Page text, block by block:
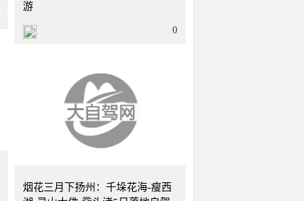
游
0
烟花三月下扬州：千垛花海-瘦西